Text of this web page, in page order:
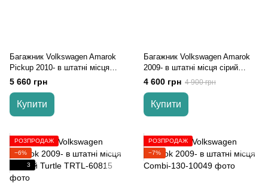
Багажник Volkswagen Amarok
Pickup 2010- в штатні місця
Wing
5 660 грн
Купити
Багажник Volkswagen Amarok
2009- в штатні місця cірий
Turtle
4 600 грн 4 900 грн
Купити
РОЗПРОДАЖ
−6%
3
РОЗПРОДАЖ
−7%